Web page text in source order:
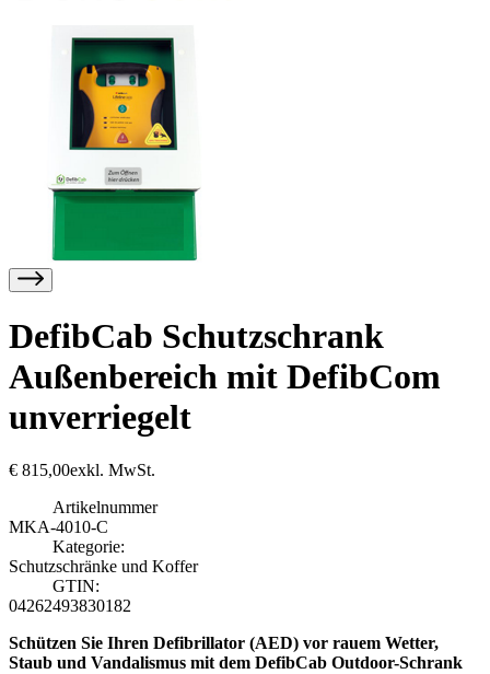
DefibCab Schutzschrank
Außenbereich mit DefibCom
unverriegelt
€ 815,00exkl. MwSt.
Artikelnummer
MKA-4010-C
Kategorie:
Schutzschränke und Koffer
GTIN:
04262493830182
Schützen Sie Ihren Defibrillator (AED) vor rauem Wetter,
Staub und Vandalismus mit dem DefibCab Outdoor-Schrank